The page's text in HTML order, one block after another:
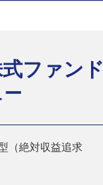
ファンド
（絶対収益追求